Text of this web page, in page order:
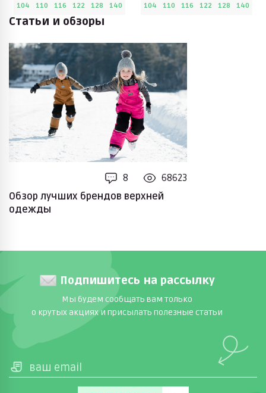
104 110 116 122 128 140 104 110 116 122 128 140
Статьи и обзоры
8
68623
Обзор лучших брендов верхней
одежды
Подпишитесь на рассылку
Мы будем сообщать вам только
о крутых акциях и присылать полезные статьи